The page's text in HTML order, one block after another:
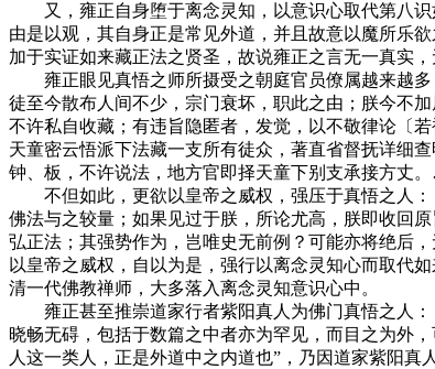
又，雍正自身堕于离念灵知，以意识心取代第八识
由是以观，其自身正是常见外道，并且故意以魔所乐
加于实证如来藏正法之贤圣，故说雍正之言无一真实，
雍正眼见真悟之师所摄受之朝庭官员僚属越来越多
徒至今散布人间不少，宗门衰坏，职此之由；朕今不
不许私自收藏；有违旨隐匿者，发觉，以不敬律论〔
天童密云悟派下法藏一支所有徒众，著直省督抚详细
钟、板，不许说法，地方官即择天童下别支承接方丈
不但如此，更欲以皇帝之威权，强压于真悟之人：
佛法与之较量；如果见过于朕，所论尤高，朕即收回
弘正法；其强势作为，岂唯史无前例？可能亦将绝后
以皇帝之威权，自以为是，强行以离念灵知心而取代
清一代佛教禅师，大多落入离念灵知意识心中。
雍正甚至推崇道家行者紫阳真人为佛门真悟之人：
晓畅无碍，包括于数篇之中者亦为罕见，而目之为外
人这一类人，正是外道中之内道也”，乃因道家紫阳